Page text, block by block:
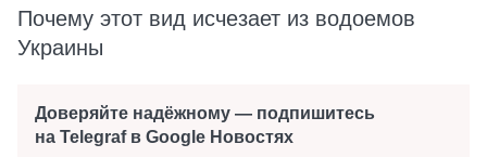
Почему этот вид исчезает из водоемов
Украины
Доверяйте надёжному — подпишитесь
на Telegraf в Google Новостях